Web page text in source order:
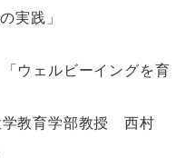
実践」
ウェルビーイングを育
教育学部教授 西村